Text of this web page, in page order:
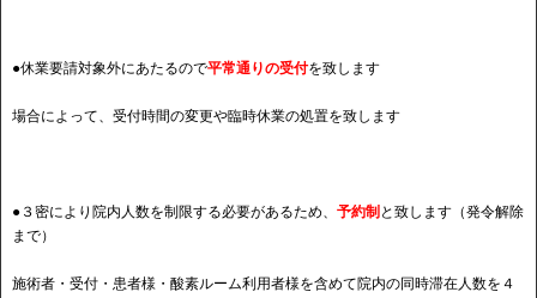
●休業要請対象外にあたるので平常通りの受付を致します
場合によって、受付時間の変更や臨時休業の処置を致します
●３密により院内人数を制限する必要があるため、 予約制 と致します（発令解除
まで）
施術者・受付・患者様・酸素ルーム利用者様を含めて院内の同時滞在人数を４